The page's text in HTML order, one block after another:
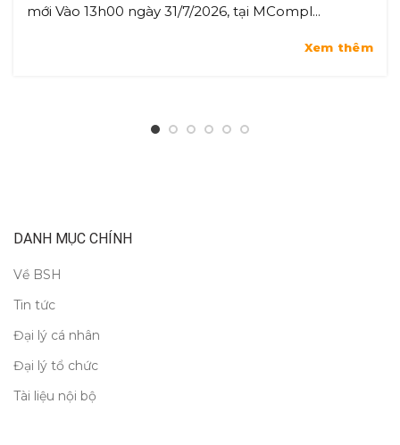
mới Vào 13h00 ngày 31/7/2026, tại MCompl...
Xem thêm
DANH MỤC CHÍNH
Về BSH
Tin tức
Đại lý cá nhân
Đại lý tổ chức
Tài liệu nội bộ